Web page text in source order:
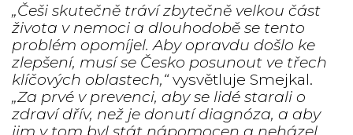
„Češi skutečně tráví zbytečně velkou část
života v nemoci a dlouhodobě se tento
problém opomíjel.Aby opravdu došlo ke
zlepšení, musí se Česko posunout ve třech
klíčových oblastech,“vysvětluje Smejkal.
„Za prvé v prevenci, aby se lidé starali o
zdraví dřív, než je donutí diagnóza, a aby
jim v tom byl stát nápomocen a neházel